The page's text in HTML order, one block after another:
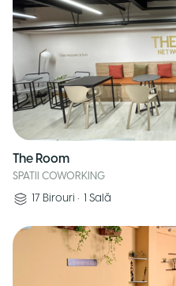
The Room
SPATII COWORKING
17 Birouri • 1 Sală